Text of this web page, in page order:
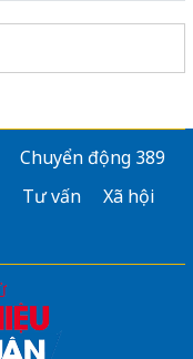
Chuyển động 389
Tư vấn
Xã hội